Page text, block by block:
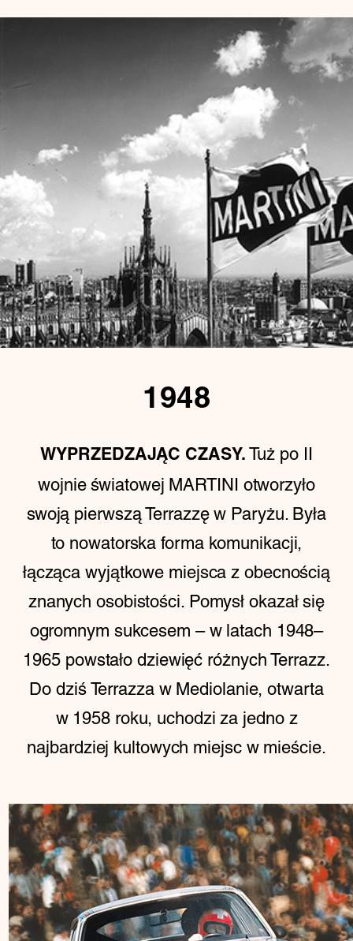
1948
WYPRZEDZAJĄC CZASY. Tuż po II
wojnie światowej MARTINI otworzyło
swoją pierwszą Terrazzę w Paryżu. Była
to nowatorska forma komunikacji,
łącząca wyjątkowe miejsca z obecnością
znanych osobistości. Pomysł okazał się
ogromnym sukcesem – w latach 1948–
1965 powstało dziewięć różnych Terrazz.
Do dziś Terrazza w Mediolanie, otwarta
w 1958 roku, uchodzi za jedno z
najbardziej kultowych miejsc w mieście.